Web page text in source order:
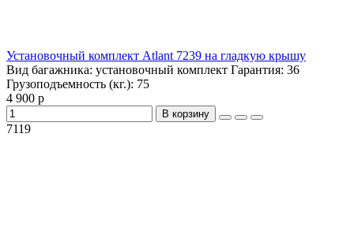
Установочный комплект Atlant 7239 на гладкую крышу
Вид багажника: установочный комплект Гарантия: 36
Грузоподъемность (кг.): 75
4 900 р
В корзину
7119